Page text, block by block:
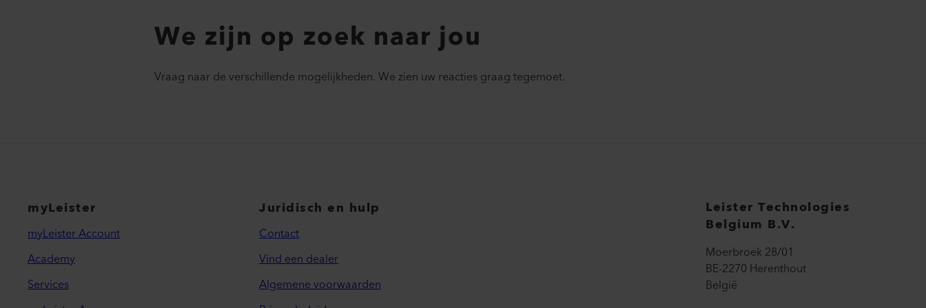
We zijn op zoek naar jou
Vraag naar de verschillende mogelijkheden. We zien uw reacties graag tegemoet.
myLeister
myLeister Account
Academy
Services
Juridisch en hulp
Contact
Vind een dealer
Algemene voorwaarden
Leister Technologies
Belgium B.V.
Moerbroek 28/01
BE-2270 Herenthout
België